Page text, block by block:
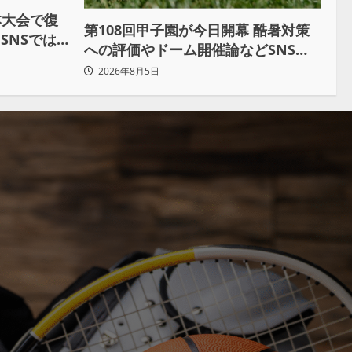
会で復
では
第108回甲子園が今日開幕 酷暑対策
への評価やドーム開催論などSNSで
議論も
2026年8月5日